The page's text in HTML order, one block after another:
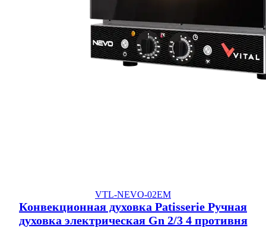
VTL-NEVO-02EM
Конвекционная духовка Patisserie Ручная
духовка электрическая Gn 2/3 4 противня